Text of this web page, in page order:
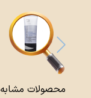
محصولات مشابه